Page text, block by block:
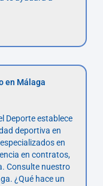
en Málaga
Deporte establece
deportiva en
en
en contratos,
Consulte nuestro
¿Qué hace un